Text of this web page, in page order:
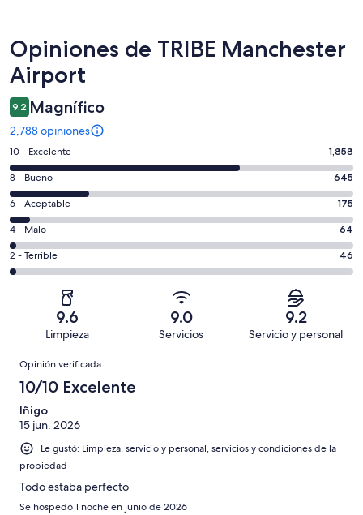
Opiniones
Opiniones de TRIBE Manchester
Airport
9.2 Magnífico
2,788 opiniones
Puntuación
de
10,
es
decir,
Excelente.
Basada
en
opiniones
10 - Excelente 1,858
Puntuación
de
8,
es
decir,
Bueno.
opiniones
8 - Bueno 645
Puntuación
de
6,
es
decir,
Aceptable.
de
2788
opiniones
6 - Aceptable 175
Puntuación
de
4,
Basada
64
de
opiniones
4 - Malo 64
Puntuación
de
Terrible.
Basada
46
de
2788
opiniones
2 - Terrible 46
9.6
Limpieza
9.0
Servicios
9.2
Servicio y personal
Opiniones
Opinión verificada
10/10 Excelente
Iñigo
15 jun. 2026
Le gustó: Limpieza, servicio y personal, servicios y condiciones de la
propiedad
Todo estaba perfecto
Se hospedó 1 noche en junio de 2026